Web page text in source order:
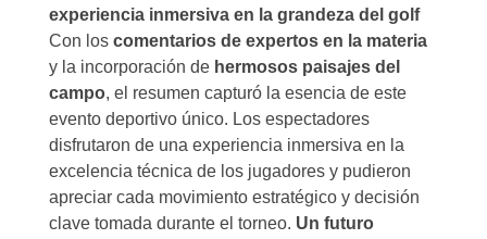
experiencia inmersiva en la grandeza del golf
Con los comentarios de expertos en la materia
y la incorporación de hermosos paisajes del
campo, el resumen capturó la esencia de este
evento deportivo único. Los espectadores
disfrutaron de una experiencia inmersiva en la
excelencia técnica de los jugadores y pudieron
apreciar cada movimiento estratégico y decisión
clave tomada durante el torneo. Un futuro